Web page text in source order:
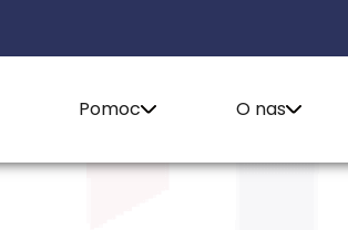
Pomoc O nas